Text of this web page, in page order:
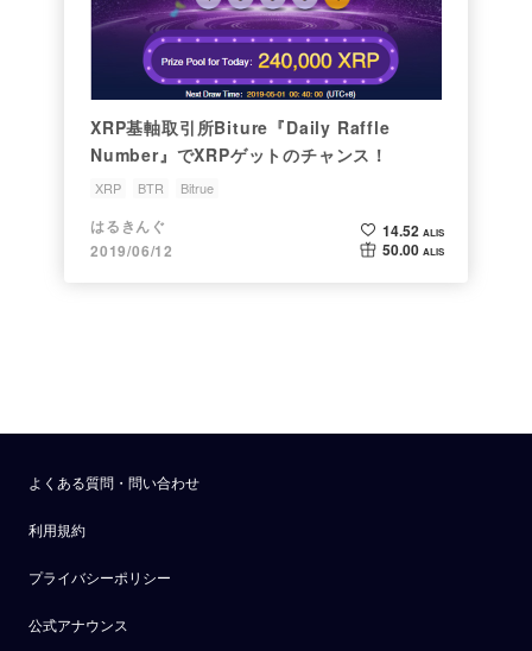
XRP基軸取引所Biture『Daily Raffle
Number』でXRPゲットのチャンス！
XRP BTR Bitrue
はるきんぐ
2019/06/12
14.52 ALIS
50.00 ALIS
よくある質問・問い合わせ
利用規約
プライバシーポリシー
公式アナウンス